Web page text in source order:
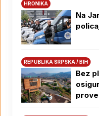
HRONIKA
Na
REPUBLIKA SRPSKA / BIH
Bez